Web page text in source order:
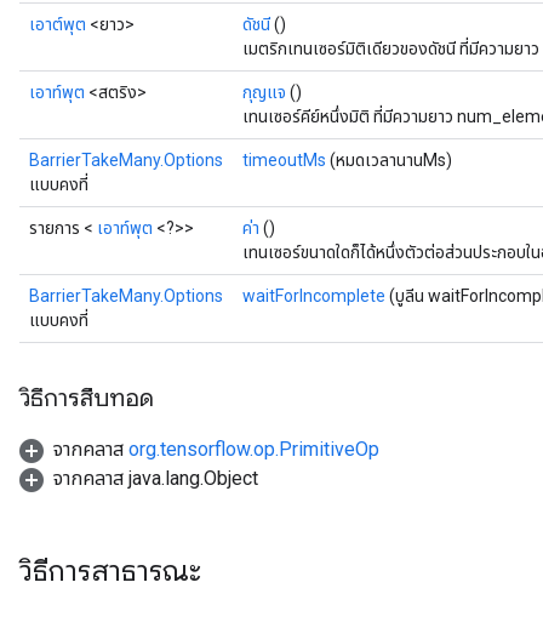
เอาต์พุต <ยาว> ดัชนี()
เมตริกเทนเซอร์มิติเดียวของดัชนี ที่มีความยา
เอาท์พุต <สตริง> กุญแจ ()
เทนเซอร์คีย์หนึ่งมิติ ที่มีความยาว
BarrierTakeMany.Options
แบบคงที่
timeoutMs (หมดเวลานานMs)
รายการ < เอาท์พุต <?>> ค่า ()
เทนเซอร์ขนาดใดก็ได้หนึ่งตัวต่อส่วนประกอบใ
BarrierTakeMany.Options
แบบคงที่
waitForIncomplete (บูลีน
วิธีการสืบทอด
จากคลาส org.tensorflow.op.PrimitiveOp
จากคลาส java.lang.Object
วิธีการสาธารณะ